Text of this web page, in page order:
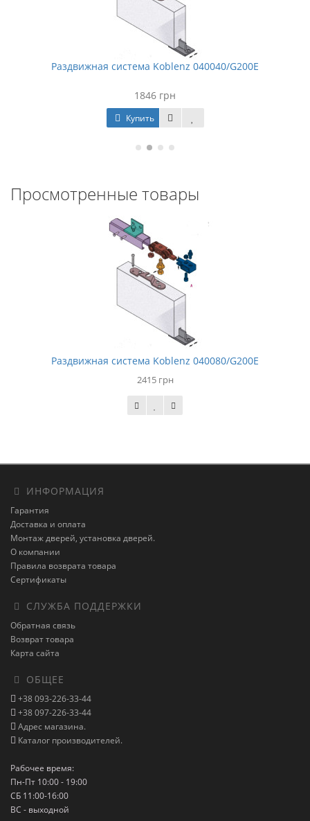
Раздвижная система Koblenz 040040/G200E
1846 грн
Купить
Просмотренные товары
Раздвижная система Koblenz 040080/G200E
2415 грн
ИНФОРМАЦИЯ
Гарантия
Доставка и оплата
Монтаж дверей, установка дверей.
О компании
Правила возврата товара
Сертификаты
СЛУЖБА ПОДДЕРЖКИ
Обратная связь
Возврат товара
Карта сайта
ОБЩЕЕ
+38 093-226-33-44
+38 097-226-33-44
Адрес магазина.
Каталог производителей.
Рабочее время:
Пн-Пт 10:00 - 19:00
СБ 11:00-16:00
ВС - выходной